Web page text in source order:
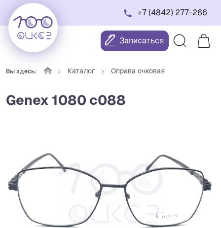
+7 (4842) 277-266
Записаться
Вы здесь: Каталог Оправа очковая
Genex 1080 с088